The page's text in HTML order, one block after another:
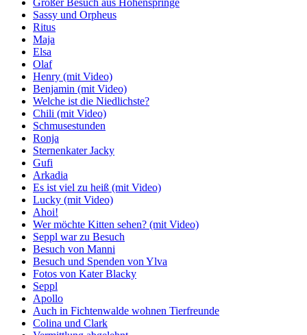
Großer Besuch aus Hohenspringe
Sassy und Orpheus
Ritus
Maja
Elsa
Olaf
Henry (mit Video)
Benjamin (mit Video)
Welche ist die Niedlichste?
Chili (mit Video)
Schmusestunden
Ronja
Sternenkater Jacky
Gufi
Arkadia
Es ist viel zu heiß (mit Video)
Lucky (mit Video)
Ahoi!
Wer möchte Kitten sehen? (mit Video)
Seppl war zu Besuch
Besuch von Manni
Besuch und Spenden von Ylva
Fotos von Kater Blacky
Seppl
Apollo
Auch in Fichtenwalde wohnen Tierfreunde
Colina und Clark